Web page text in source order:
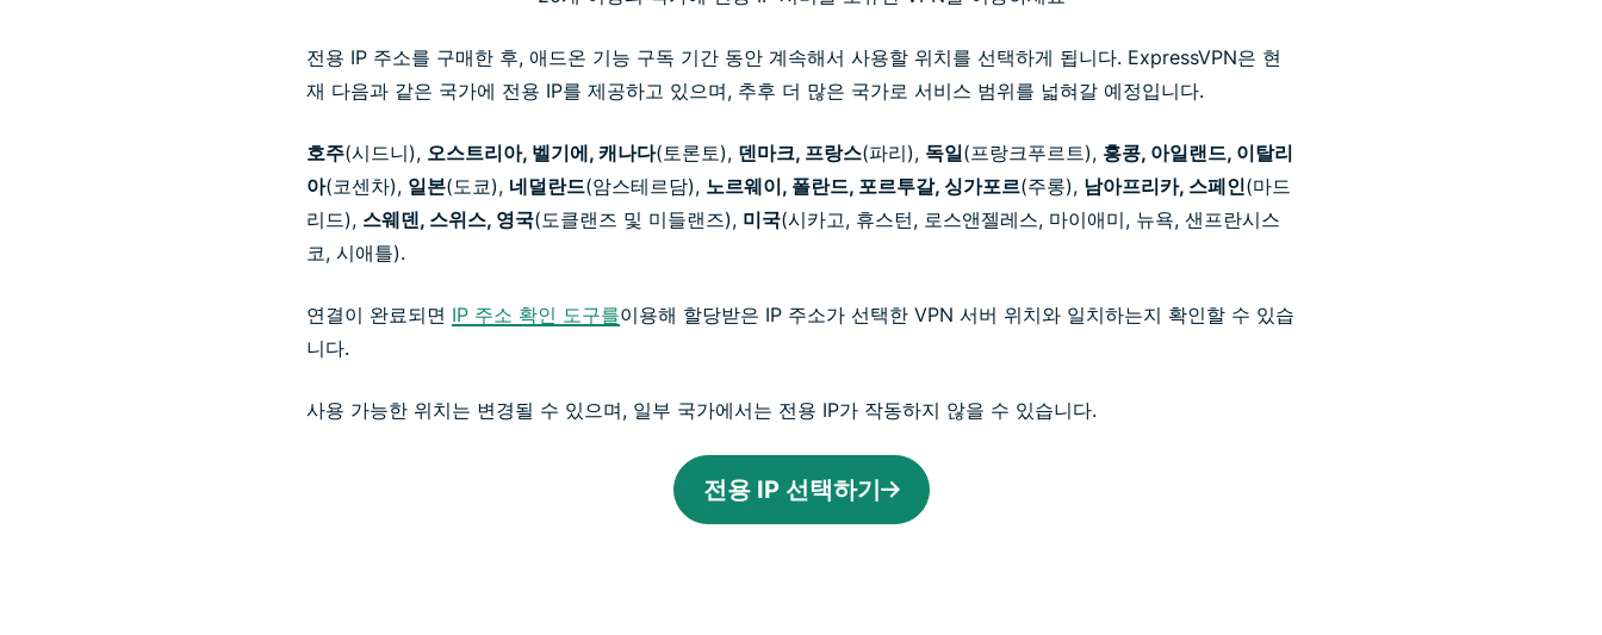
전용 IP 주소를 구매한 후, 애드온 기능 구독 기간 동안 계속해서 사용할 위치를 선택하게 됩니다. ExpressVPN은 현
재 다음과 같은 국가에 전용 IP를 제공하고 있으며, 추후 더 많은 국가로 서비스 범위를 넓혀갈 예정입니다.
호주(시드니), 오스트리아, 벨기에, 캐나다(토론토), 덴마크, 프랑스(파리), 독일(프랑크푸르트), 홍콩, 아일랜드, 이탈리
아(코센차), 일본(도쿄), 네덜란드(암스테르담), 노르웨이, 폴란드, 포르투갈, 싱가포르(주롱), 남아프리카, 스페인(마드
리드), 스웨덴, 스위스, 영국(도클랜즈 및 미들랜즈), 미국(시카고, 휴스턴, 로스앤젤레스, 마이애미, 뉴욕, 샌프란시스
코, 시애틀).
연결이 완료되면 IP 주소 확인 도구를이용해 할당받은 IP 주소가 선택한 VPN 서버 위치와 일치하는지 확인할 수 있습
니다.
사용 가능한 위치는 변경될 수 있으며, 일부 국가에서는 전용 IP가 작동하지 않을 수 있습니다.
전용 IP 선택하기